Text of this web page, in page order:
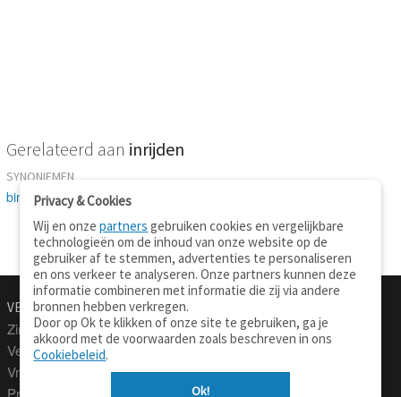
Gerelateerd aan inrijden
SYNONIEMEN
binnenrijden-afslijten
VERTALEN.NU
Zinnen vertalen
Verklarend woordenboek
Vraagbaak
Professionele vertaling
Over deze site
Privacy
Privacy & Cookies
Wij en onzepartners gebruiken cookies en vergelijkbare
technologieën om de inhoud van onze website op de
gebruiker af te stemmen, advertenties te personaliseren
en ons verkeer te analyseren. Onze partners kunnen deze
informatie combineren met informatie die zij via andere
bronnen hebben verkregen.
Door op Ok te klikken of onze site te gebruiken, ga je
akkoord met de voorwaarden zoals beschreven in ons
Cookiebeleid.
Ok!